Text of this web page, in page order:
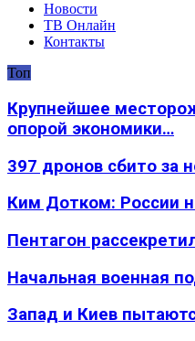
Новости
ТВ Онлайн
Контакты
Топ
Крупнейшее
опорой экономики…
397 дронов сбито за
Ким Дотком: России
Пентагон
Начальная военная
Запад и Киев